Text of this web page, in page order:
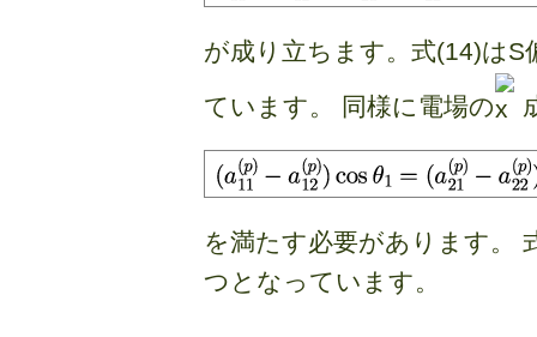
が成り立ちます。式(14)は
ています。 同様に電場の
を満たす必要があります。
つとなっています。